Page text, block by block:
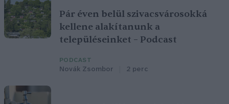
Pár éven belül szivacsvárosokká
kellene alakítanunk a
településeinket – Podcast
PODCAST
Novák Zsombor 2 perc